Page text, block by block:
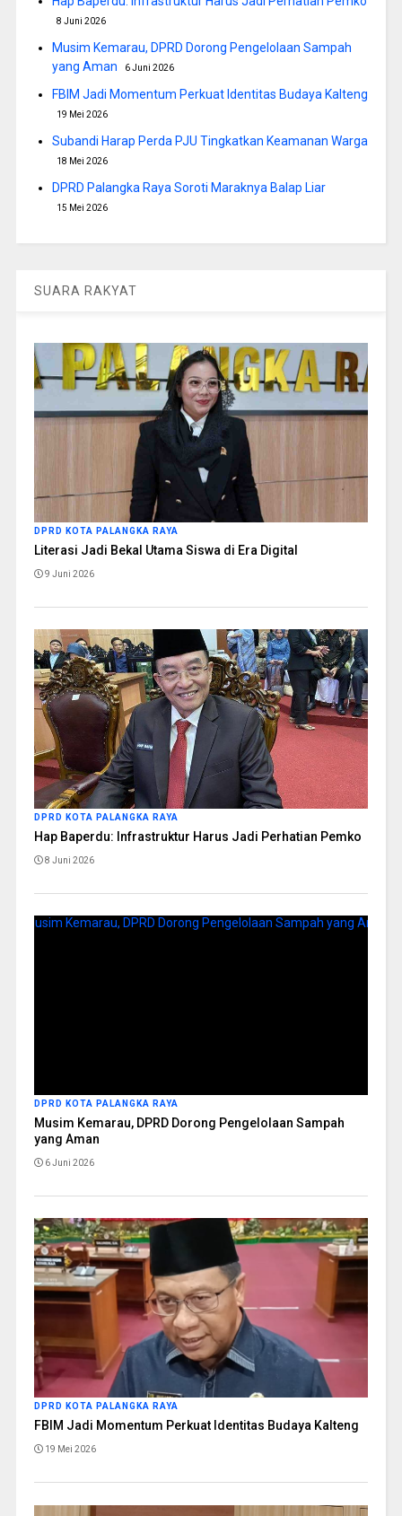
8 Juni 2026
Musim Kemarau, DPRD Dorong Pengelolaan Sampah
yang Aman
6 Juni 2026
FBIM Jadi Momentum Perkuat Identitas Budaya Kalteng
19 Mei 2026
Subandi Harap Perda PJU Tingkatkan Keamanan Warga
18 Mei 2026
DPRD Palangka Raya Soroti Maraknya Balap Liar
15 Mei 2026
SUARA RAKYAT
DPRD KOTA PALANGKA RAYA
Literasi Jadi Bekal Utama Siswa di Era Digital
9 Juni 2026
DPRD KOTA PALANGKA RAYA
Hap Baperdu: Infrastruktur Harus Jadi Perhatian Pemko
8 Juni 2026
DPRD KOTA PALANGKA RAYA
Musim Kemarau, DPRD Dorong Pengelolaan Sampah
yang Aman
6 Juni 2026
DPRD KOTA PALANGKA RAYA
FBIM Jadi Momentum Perkuat Identitas Budaya Kalteng
19 Mei 2026